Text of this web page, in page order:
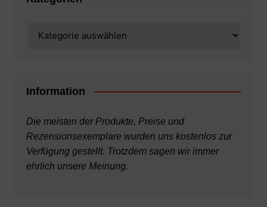
Information
Die meisten der Produkte, Preise und
Rezensionsexemplare wurden uns kostenlos zur
Verfügung gestellt. Trotzdem sagen wir immer
ehrlich unsere Meinung.